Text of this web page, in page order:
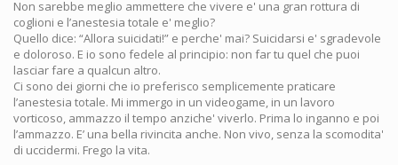
Non sarebbe meglio ammettere che vivere e' una gran rottura di
coglioni e l’anestesia totale e' meglio?
Quello dice: “Allora suicidati!” e perche' mai? Suicidarsi e' sgradevole
e doloroso. E io sono fedele al principio: non far tu quel che puoi
lasciar fare a qualcun altro.
Ci sono dei giorni che io preferisco semplicemente praticare
l’anestesia totale. Mi immergo in un videogame, in un lavoro
vorticoso, ammazzo il tempo anziche' viverlo. Prima lo inganno e poi
l’ammazzo. E’ una bella rivincita anche. Non vivo, senza la scomodita'
di uccidermi. Frego la vita.